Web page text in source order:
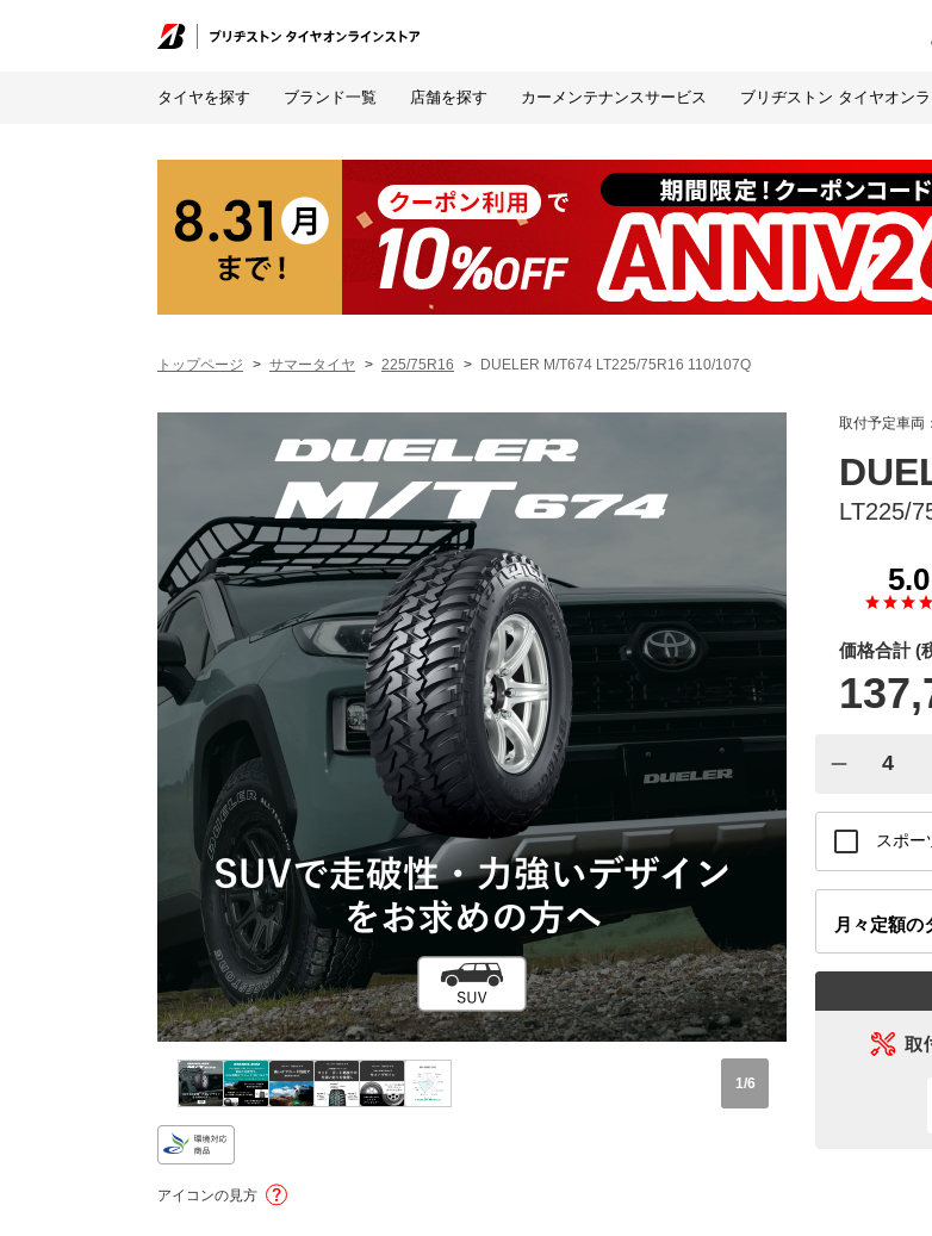
タイヤを探す ブランド一覧 店舗を探す カー メンテナンスサービス ブリヂストン タイヤオン
トップページ サマータイヤ 225/75R16 DUELER M/T674 LT225/75R16 110/107Q
1/6
取付予定車両：
LT225/
5.0
アイコンの見方
価格合計 (
スポー
月々定額の